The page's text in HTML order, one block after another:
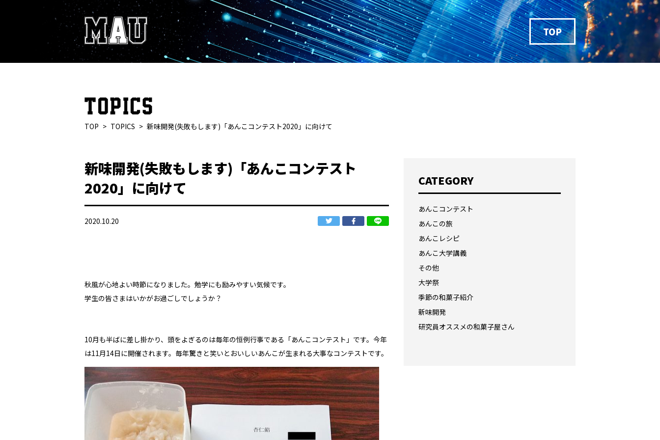
TOP
TOP TOPICS 新味開発(失敗もします)「あんこコンテスト2020」に向けて
新味開発(失敗もします)「あんこコンテスト
2020」に向けて
2020.10.20
秋風が心地よい時節になりました。勉学にも励みやすい気候です。
学生の皆さまはいかがお過ごしでしょうか？
10月も半ばに差し掛かり、頭をよぎるのは毎年の恒例行事である「あんこコンテスト」です。今年
は11月14日に開催されます。毎年驚きと笑いとおいしいあんこが生まれる大事なコンテストです。
CATEGORY
あんこコンテスト
あんこの旅
あんこレシピ
あんこ大学講義
その他
大学祭
季節の和菓子紹介
新味開発
研究員オススメの和菓子屋さん